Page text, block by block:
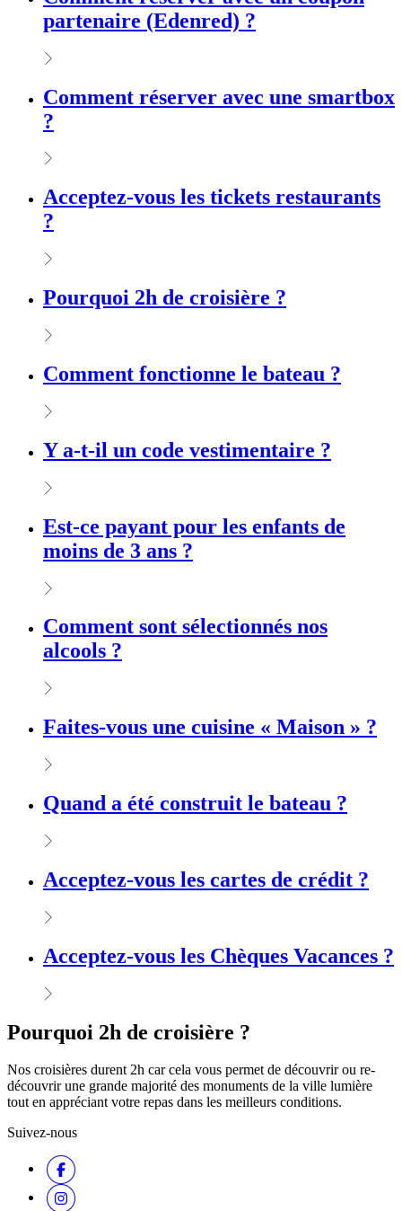
partenaire (Edenred) ?
Comment réserver avec une smartbox
?
Acceptez-vous les tickets restaurants
?
Pourquoi 2h de croisière ?
Comment fonctionne le bateau ?
Y a-t-il un code vestimentaire ?
Est-ce payant pour les enfants de
moins de 3 ans ?
Comment sont sélectionnés nos
alcools ?
Faites-vous une cuisine « Maison » ?
Quand a été construit le bateau ?
Acceptez-vous les cartes de crédit ?
Acceptez-vous les Chèques Vacances ?
Pourquoi 2h de croisière ?
Nos croisières durent 2h car cela vous permet de découvrir ou re-
découvrir une grande majorité des monuments de la ville lumière
tout en appréciant votre repas dans les meilleurs conditions.
Suivez-nous